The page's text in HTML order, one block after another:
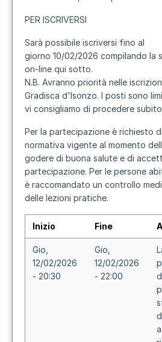
PER ISCRIVERSI
Sarà possibile iscriversi fino al
giorno 10/02/2026 compilando la
on-line qui sotto.
N.B. Avranno priorità nelle
Gradisca d'Isonzo. I posti sono
vi consigliamo di procedere
Per la partecipazione è richiesto
normativa vigente al momento
godere di buona salute e di
partecipazione. Per le persone
è raccomandato un controllo
delle lezioni pratiche.
Inizio Fine
Gio,
12/02/2026
- 20:30
Gio,
12/02/2026
- 22:00